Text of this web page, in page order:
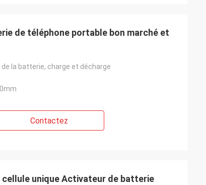
de téléphone portable bon marché et
la batterie, charge et décharge
Contactez
cellule unique Activateur de batterie